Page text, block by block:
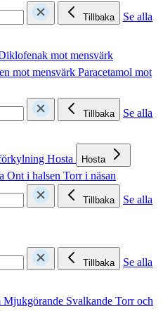
Tillbaka
Se alla
mot mensvärk
mot mensvärk Paracetamol mot
Tillbaka
Se alla
Hosta Hosta
Ont i halsen Torr i näsan
Tillbaka
Se alla
Tillbaka
Se alla
Mjukgörande Svalkande Torr och